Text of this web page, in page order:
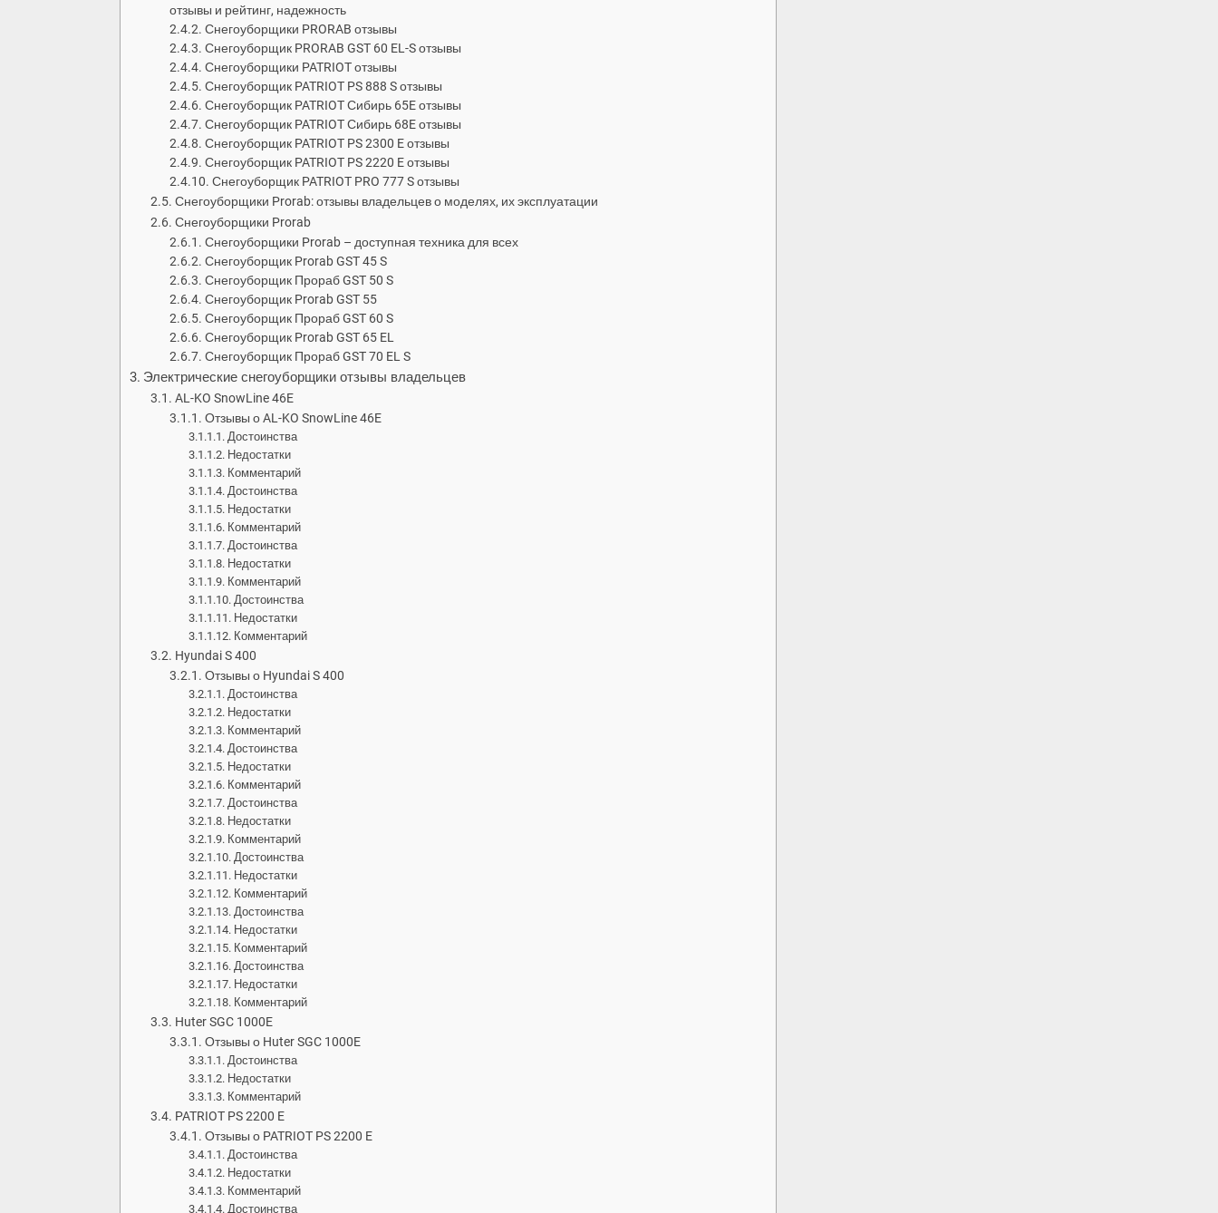
отзывы и рейтинг, надежность
Снегоуборщики PRORAB отзывы
Снегоуборщик PRORAB GST 60 EL-S отзывы
Снегоуборщики PATRIOT отзывы
Снегоуборщик PATRIOT PS 888 S отзывы
Снегоуборщик PATRIOT Сибирь 65E отзывы
Снегоуборщик PATRIOT Сибирь 68E отзывы
Снегоуборщик PATRIOT PS 2300 E отзывы
Снегоуборщик PATRIOT PS 2220 E отзывы
Снегоуборщик PATRIOT PRO 777 S отзывы
Снегоуборщики Prorab: отзывы владельцев о моделях, их эксплуатации
Снегоуборщики Prorab
Снегоуборщики Prorab – доступная техника для всех
Снегоуборщик Prorab GST 45 S
Снегоуборщик Прораб GST 50 S
Снегоуборщик Prorab GST 55
Снегоуборщик Прораб GST 60 S
Снегоуборщик Prorab GST 65 EL
Снегоуборщик Прораб GST 70 EL S
Электрические снегоуборщики отзывы владельцев
AL-KO SnowLine 46E
Отзывы о AL-KO SnowLine 46E
Достоинства
Недостатки
Комментарий
Достоинства
Недостатки
Комментарий
Достоинства
Недостатки
Комментарий
Достоинства
Недостатки
Комментарий
Hyundai S 400
Отзывы о Hyundai S 400
Достоинства
Недостатки
Комментарий
Достоинства
Недостатки
Комментарий
Достоинства
Недостатки
Комментарий
Достоинства
Недостатки
Комментарий
Достоинства
Недостатки
Комментарий
Достоинства
Недостатки
Комментарий
Huter SGC 1000E
Отзывы о Huter SGC 1000E
Достоинства
Недостатки
Комментарий
PATRIOT PS 2200 E
Отзывы о PATRIOT PS 2200 E
Достоинства
Недостатки
Комментарий
Достоинства